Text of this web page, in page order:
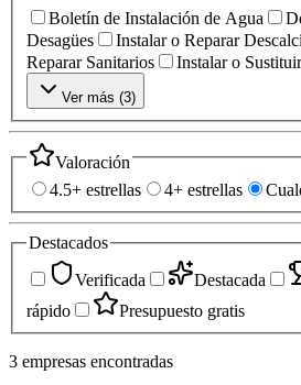
Boletín de Instalación de Agua
Desagües
Instalar o Reparar
Reparar Sanitarios
Instalar o
Ver más (3)
Valoración
4.5+ estrellas
4+ estrellas
Destacados
Verificada
Destacada
rápido
Presupuesto gratis
3 empresas encontradas